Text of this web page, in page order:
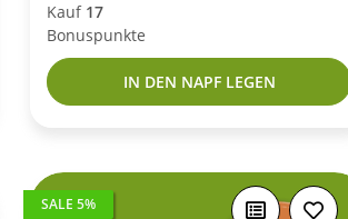
Kauf 17
Bonuspunkte
IN DEN NAPF LEGEN
SALE 5%